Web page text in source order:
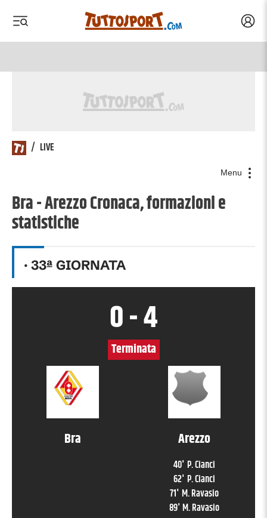
/ LIVE
Menu
Bra - Arezzo Cronaca, formazioni e
statistiche
· 33ª GIORNATA
Bra Arezzo
40' P. Cianci
62' P. Cianci
71' M. Ravasio
89' M. Ravasio
0-4
Terminata